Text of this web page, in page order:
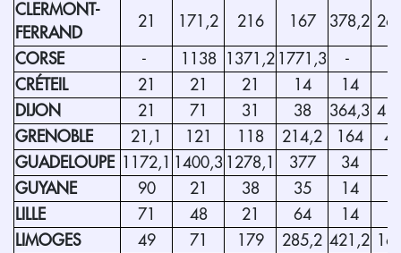
CLERMONT-
FERRAND
21 171,2 216 167 378,2
CORSE - 1138 1371,2 1771,3 -
CRÉTEIL
21 21 21 14 14
DIJON
21 71 31 38 364,3
GRENOBLE
21,1 121 118 214,2 164
GUADELOUPE 1172,1 1400,3 1278,1 377 34
GUYANE
90 21 38 35 14
LILLE
71 48 21 64 14
LIMOGES
49 71 179 285,2 421,2